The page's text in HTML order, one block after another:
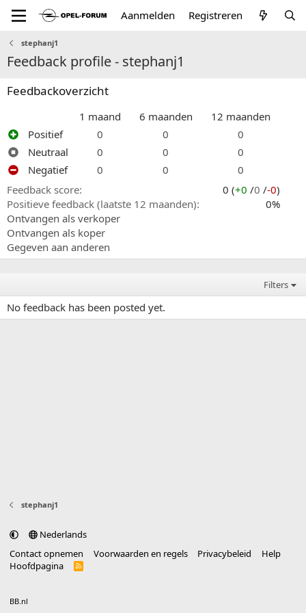
Aanmelden Registreren
stephanj1
Feedback profile - stephanj1
Feedbackoverzicht
1 maand 6 maanden
12 maanden
Positief
0 0
0
Neutraal
0 0
0
Negatief
0 0
0
Feedback score
0 (+0 /0 /-0)
Positieve feedback (laatste 12 maanden)
0%
Ontvangen als verkoper
Ontvangen als koper
Gegeven aan anderen
Filters
No feedback has been posted yet.
stephanj1
Nederlands
Contact opnemen
Voorwaarden en regels Privacybeleid
Help
Hoofdpagina
R
BB.nl